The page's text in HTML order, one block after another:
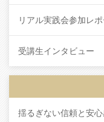
リアル実践会参加レポ
受講生インタビュー
揺るぎない信頼と安